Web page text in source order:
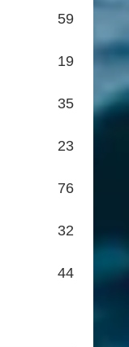
59
19
35
23
76
32
44